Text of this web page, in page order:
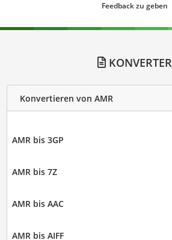
Feedback zu geben
KONVERTER
Konvertieren von AMR
AMR bis 3GP
AMR bis 7Z
AMR bis AAC
AMR bis AIFF